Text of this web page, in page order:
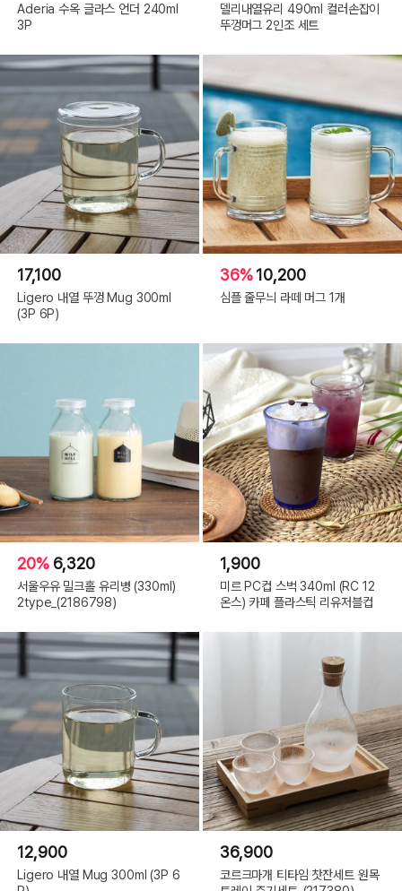
Aderia 수옥 글라스 언더 240ml
3P
델리내열유리 490ml 컬러손잡이
뚜껑머그 2인조 세트
17,100
Ligero 내열 뚜껑 Mug 300ml
(3P 6P)
36%10,200
심플 줄무늬 라떼 머그 1개
20% 6,320
서울우유 밀크홀 유리병 (330ml)
2type_(2186798)
1,900
미르 PC컵 스벅 340ml (RC 12
온스) 카페 플라스틱 리유저블컵
12,900
Ligero 내열 Mug 300ml (3P 6
36,900
코르크마개 티타임 찻잔세트 원목